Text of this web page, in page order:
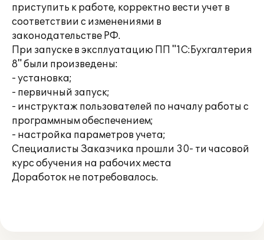
приступить к работе, корректно вести учет в
соответствии с изменениями в
законодательстве РФ.
При запуске в эксплуатацию ПП "1С:Бухгалтерия
8" были произведены:
- установка;
- первичный запуск;
- инструктаж пользователей по началу работы с
программным обеспечением;
- настройка параметров учета;
Специалисты Заказчика прошли 30- ти часовой
курс обучения на рабочих места
Доработок не потребовалось.